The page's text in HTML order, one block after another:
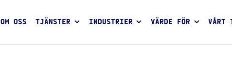
OM OSS TJÄNSTER INDUSTRIER VÄRDE FÖR VÅRT